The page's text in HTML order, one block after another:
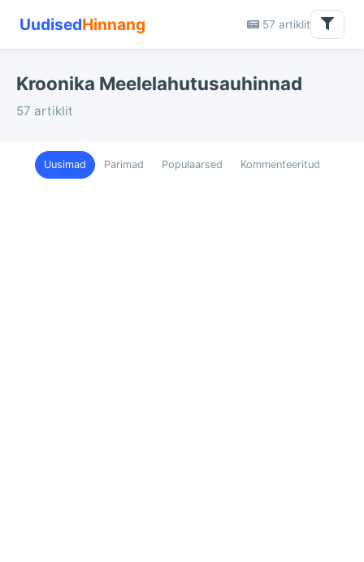
UudisedHinnang 57 artiklit
Kroonika Meelelahutusauhinnad
57 artiklit
Uusimad Parimad Populaarsed Kommenteeritud